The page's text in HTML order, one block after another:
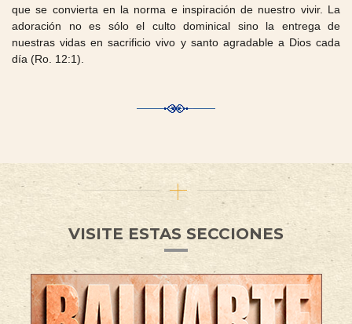
que se convierta en la norma e inspiración de nuestro vivir. La
adoración no es sólo el culto dominical sino la entrega de
nuestras vidas en sacrificio vivo y santo agradable a Dios cada
día (Ro. 12:1).
VISITE ESTAS SECCIONES